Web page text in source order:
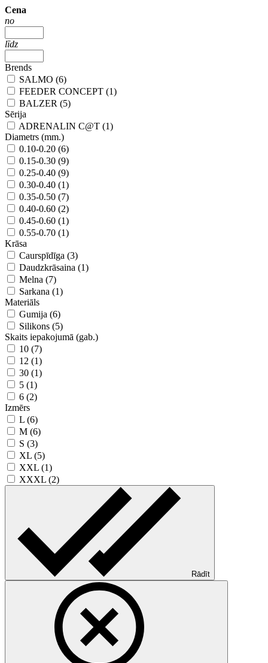
Cena
no
līdz
Brends
SALMO (6)
FEEDER CONCEPT (1)
BALZER (5)
Sērija
ADRENALIN C@T (1)
Diametrs (mm.)
0.10-0.20 (6)
0.15-0.30 (9)
0.25-0.40 (9)
0.30-0.40 (1)
0.35-0.50 (7)
0.40-0.60 (2)
0.45-0.60 (1)
0.55-0.70 (1)
Krāsa
Caurspīdīga (3)
Daudzkrāsaina (1)
Melna (7)
Sarkana (1)
Materiāls
Gumija (6)
Silikons (5)
Skaits iepakojumā (gab.)
10 (7)
12 (1)
30 (1)
5 (1)
6 (2)
Izmērs
L (6)
M (6)
S (3)
XL (5)
XXL (1)
XXXL (2)
Rādīt